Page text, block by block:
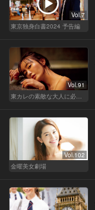
Vol.7
東京独身白書2024 予告編
Vol.91
東カレの素敵な大人に必要なこと
Vol.102
金曜美女劇場